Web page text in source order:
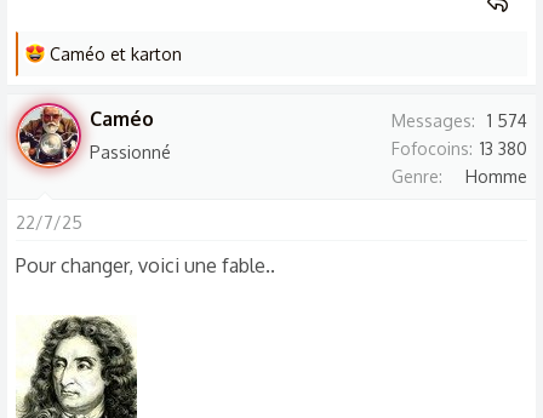
L
s
r
é
c
i
n
s
:
Caméo et karton
Caméo
Passionné
Messages
1 574
Fofocoins 13 380
Genre
Homme
22/7/25
Pour changer, voici une fable..